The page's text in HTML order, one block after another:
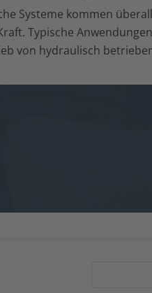
Systeme kommen
Typische
von hydraulisch